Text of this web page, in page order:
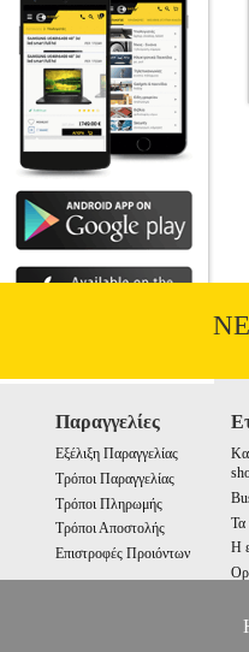
Παραγγελίες
Εξέλιξη Παραγγελίας
Τρόποι Παραγγελίας
Τρόποι Πληρωμής
Τρόποι Αποστολής
Επιστροφές Προιόντων
Τα
Η